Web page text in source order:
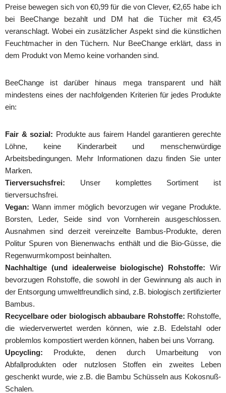
Preise bewegen sich von €0,99 für die von Clever, €2,65 habe ich
bei BeeChange bezahlt und DM hat die Tücher mit €3,45
veranschlagt. Wobei ein zusätzlicher Aspekt sind die künstlichen
Feuchtmacher in den Tüchern. Nur BeeChange erklärt, dass in
dem Produkt von Memo keine vorhanden sind.
BeeChange ist darüber hinaus mega transparent und hält
mindestens eines der nachfolgenden Kriterien für jedes Produkte
ein:
Fair & sozial: Produkte aus fairem Handel garantieren gerechte
Löhne, keine Kinderarbeit und menschenwürdige
Arbeitsbedingungen. Mehr Informationen dazu finden Sie unter
Marken.
Tierversuchsfrei: Unser komplettes Sortiment ist
tierversuchsfrei.
Vegan: Wann immer möglich bevorzugen wir vegane Produkte.
Borsten, Leder, Seide sind von Vornherein ausgeschlossen.
Ausnahmen sind derzeit vereinzelte Bambus-Produkte, deren
Politur Spuren von Bienenwachs enthält und die Bio-Güsse, die
Regenwurmkompost beinhalten.
Nachhaltige (und idealerweise biologische) Rohstoffe: Wir
bevorzugen Rohstoffe, die sowohl in der Gewinnung als auch in
der Entsorgung umweltfreundlich sind, z.B. biologisch zertifizierter
Bambus.
Recycelbare oder biologisch abbaubare Rohstoffe: Rohstoffe,
die wiederverwertet werden können, wie z.B. Edelstahl oder
problemlos kompostiert werden können, haben bei uns Vorrang.
Upcycling: Produkte, denen durch Umarbeitung von
Abfallprodukten oder nutzlosen Stoffen ein zweites Leben
geschenkt wurde, wie z.B. die Bambu Schüsseln aus Kokosnuß-
Schalen.